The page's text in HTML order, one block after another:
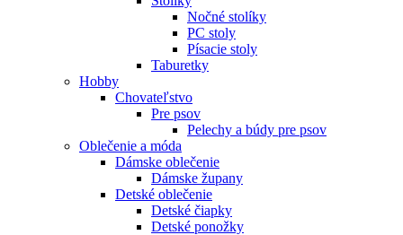
Nočné stolíky
PC stoly
Písacie stoly
Taburetky
Hobby
Chovateľstvo
Pre psov
Pelechy a búdy pre psov
Oblečenie a móda
Dámske oblečenie
Dámske župany
Detské oblečenie
Detské čiapky
Detské ponožky